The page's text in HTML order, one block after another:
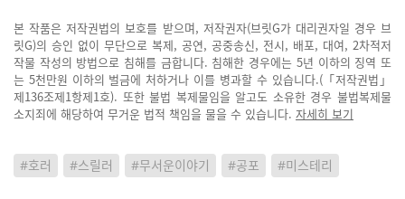
본 작품은 저작권법의 보호를 받으며, 저작권자(브릿G가 대리권자일 경우 브
릿G)의 승인 없이 무단으로 복제, 공연, 공중송신, 전시, 배포, 대여, 2차적저
작물 작성의 방법으로 침해를 금합니다. 침해한 경우에는 5년 이하의 징역 또
는 5천만원 이하의 벌금에 처하거나 이를 병과할 수 있습니다.(「저작권법」
제136조제1항제1호). 또한 불법 복제물임을 알고도 소유한 경우 불법복제물
소지죄에 해당하여 무거운 법적 책임을 물을 수 있습니다. 자세히 보기
#호러 #스릴러 #무서운이야기 #공포 #미스테리